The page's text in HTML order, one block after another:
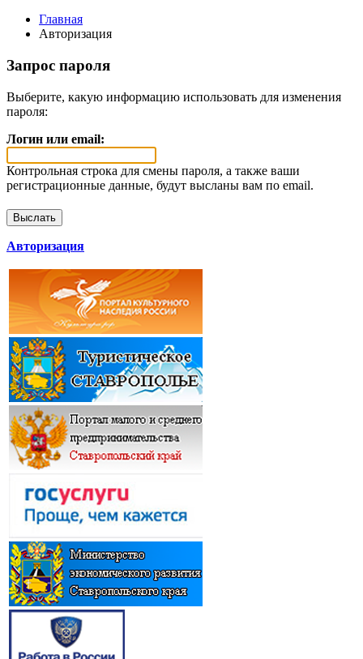
Главная
Авторизация
Запрос пароля
Выберите, какую информацию использовать для изменения
пароля:
Логин или email:
Контрольная строка для смены пароля, а также ваши
регистрационные данные, будут высланы вам по email.
Авторизация